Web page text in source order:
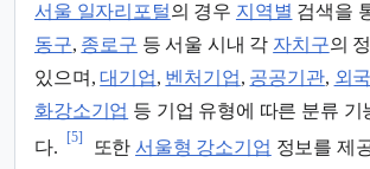
서울 일자리포털의 경우 지역별 검색을
동구, 종로구 등 서울 시내 각 자치구의
있으며,대기업, 벤처기업, 공공기관, 외
화강소기업 등 기업 유형에 따른 분류 기
다.
[5]
또한서울형 강소기업 정보를 제